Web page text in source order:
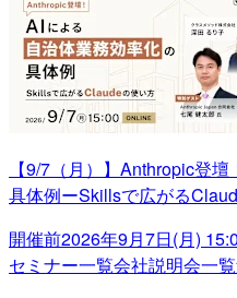
【9/7（月）】Anthropic登
具体例ーSkillsで広がる
開催前2026年9月7日(月)
セミナー一覧会社説明会一覧